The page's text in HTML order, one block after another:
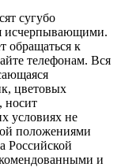
сугубо
исчерпывающими.
обращаться к
телефонам. Вся
цветовых
носит
условиях не
положениями
Российской
и